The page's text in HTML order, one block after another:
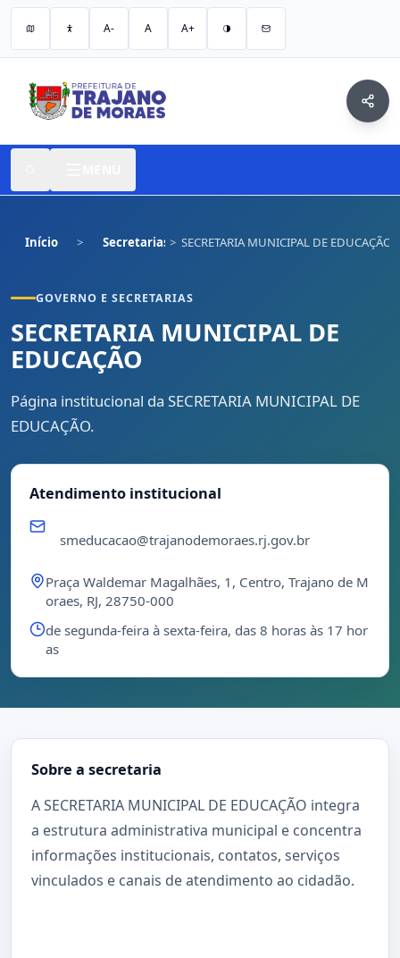
A- A A+
Início Secretarias SECRETARIA MUNICIPAL DE EDUCAÇÃO
GOVERNO E SECRETARIAS
SECRETARIA MUNICIPAL DE
EDUCAÇÃO
Página institucional da SECRETARIA MUNICIPAL DE
EDUCAÇÃO.
Atendimento institucional
smeducacao@trajanodemoraes.rj.gov.br
Praça Waldemar Magalhães, 1, Centro, Trajano de M
oraes, RJ, 28750-000
de segunda-feira à sexta-feira, das 8 horas às 17 hor
as
Sobre a secretaria
A SECRETARIA MUNICIPAL DE EDUCAÇÃO integra
a estrutura administrativa municipal e concentra
informações institucionais, contatos, serviços
vinculados e canais de atendimento ao cidadão.